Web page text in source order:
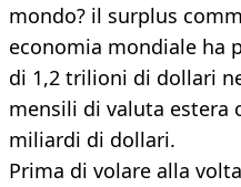
mondo? il surplus
economia mondiale ha
di 1,2 trilioni di dollari
mensili di valuta estera
miliardi di dollari.
Prima di volare alla